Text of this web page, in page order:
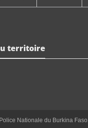
territoire
Nationale du Burkina